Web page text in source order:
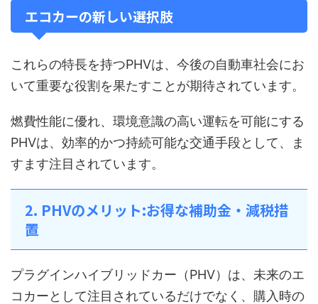
エコカーの新しい選択肢
これらの特長を持つPHVは、今後の自動車社会にお
いて重要な役割を果たすことが期待されています。
燃費性能に優れ、環境意識の高い運転を可能にする
PHVは、効率的かつ持続可能な交通手段として、ま
すます注目されています。
2. PHVのメリット:お得な補助金・減税措
置
プラグインハイブリッドカー（PHV）は、未来のエ
コカーとして注目されているだけでなく、購入時の